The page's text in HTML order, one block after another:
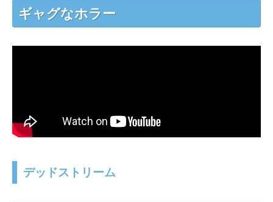
ギャグなホラー
デッドストリーム